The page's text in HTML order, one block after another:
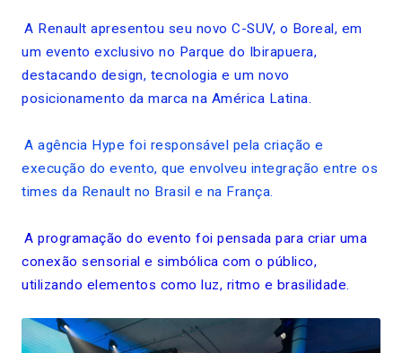
A Renault apresentou seu novo C-SUV, o Boreal, em
um evento exclusivo no Parque do Ibirapuera,
destacando design, tecnologia e um novo
posicionamento da marca na América Latina.
A agência Hype foi responsável pela criação e
execução do evento, que envolveu integração entre os
times da Renault no Brasil e na França.
A programação do evento foi pensada para criar uma
conexão sensorial e simbólica com o público,
utilizando elementos como luz, ritmo e brasilidade.